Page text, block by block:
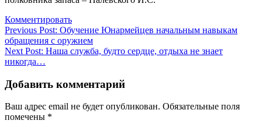
Комментировать
Навигация
по
записям
Previous Post: Обучение Юнармейцев начальным навыкам
обращения с оружием
Next Post: Наша служба, будто сердце, отдыха не знает
никогда…
Добавить комментарий
Ваш адрес email не будет опубликован. Обязательные поля
помечены *